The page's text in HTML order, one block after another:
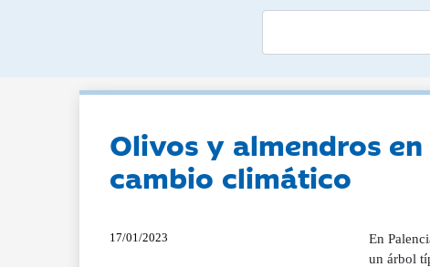
Olivos y almendros
cambio climático
17/01/2023
En
un árbol